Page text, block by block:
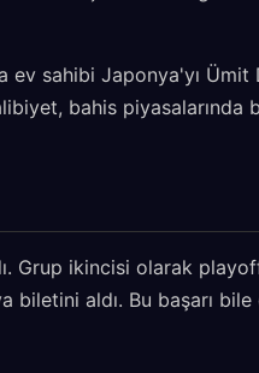
sahibi Japonya'yı Ümit
bahis
Grup ikincisi olarak
biletini aldı. Bu başarı